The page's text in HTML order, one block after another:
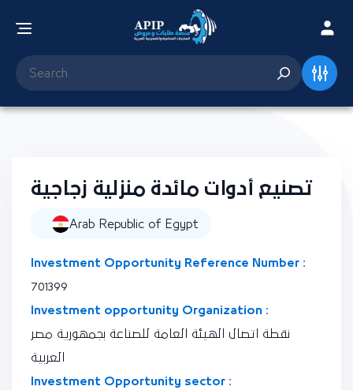
تصنيع أدوات مائدة منزلية زجاجية
Arab Republic of Egypt
Investment Opportunity Reference Number :
701399
Investment opportunity Organization :
نقطة اتصال الهيئة العامة للصناعة بجمهورية مصر
العربية
Investment Opportunity sector :